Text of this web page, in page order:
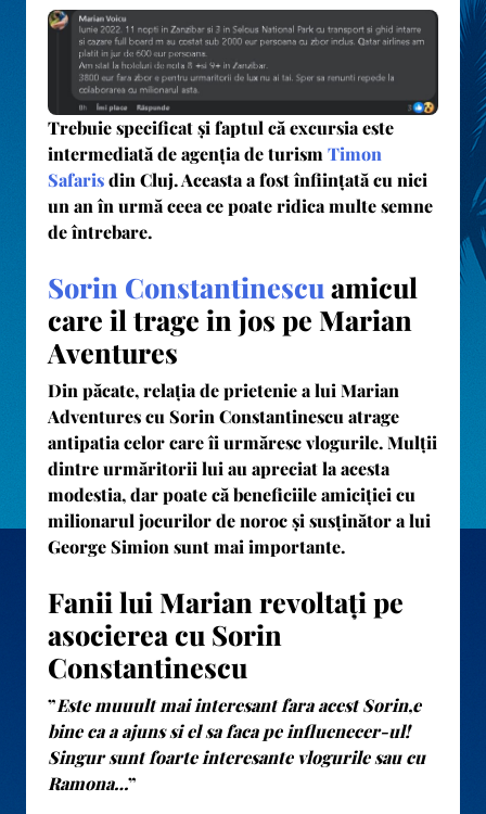
Trebuie specificat și faptul că excursia este
intermediată de agenția de turism Timon
Safarisdin Cluj. Aceasta a fost înființată cu nici
un an în urmă ceea ce poate ridica multe semne
de întrebare.
Sorin Constantinescu amicul
care il trage in jos pe Marian
Aventures
Din păcate, relația de prietenie a lui Marian
Adventures cu Sorin Constantinescu atrage
antipatia celor care îi urmăresc vlogurile. Mulții
dintre urmăritorii lui au apreciat la acesta
modestia, dar poate că beneficiile amiciției cu
milionarul jocurilor de noroc și susținător a lui
George Simion sunt mai importante.
Fanii lui Marian revoltați pe
asocierea cu Sorin
Constantinescu
”Este muuult mai interesant fara acest Sorin,e
bine ca a ajuns si el sa faca pe influenecer-ul!
Singur sunt foarte interesante vlogurile sau cu
Ramona…”